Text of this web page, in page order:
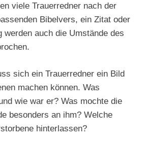
viele Trauerredner nach der
Bibelvers, ein Zitat oder
werden auch die Umstände des
sich ein Trauerredner ein Bild
machen können. Was
wie war er? Was mochte die
besonders an ihm? Welche
hinterlassen?